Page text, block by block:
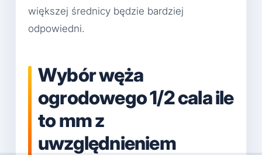
większej średnicy będzie bardziej
odpowiedni.
Wybór węża
ogrodowego 1/2 cala ile
to mm z
uwzględnieniem